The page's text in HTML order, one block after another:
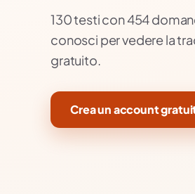
130 testi con 454
conosci per vedere la
gratuito.
Crea un account